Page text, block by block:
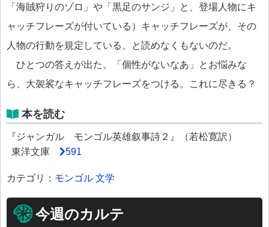
「海賊狩りのゾロ」や「黒足のサンジ」と、登場人物にキ
ャッチフレーズが付いている）キャッチフレーズが、その
人物の行動を規定している、と読めなくもないのだ。
ひとつの答えが出た。「個性がないなあ」とお悩みな
ら、大袈裟なキャッチフレーズをつける。これに尽きる？
本を読む
『ジャンガル モンゴル英雄叙事詩２』（若松寛訳）
東洋文庫
591
カテゴリ： モンゴル 文学
今週のカルテ